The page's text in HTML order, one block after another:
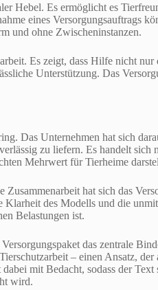
Hebel. Es ermöglicht es
eines Versorgungsauftrags
und ohne Zwischeninstanzen.
Es zeigt, dass Hilfe nicht nur
Unterstützung. Das
Das Unternehmen hat sich
zu liefern. Es handelt sich
Mehrwert für Tierheime
hat sich das
Klarheit des Modells und die
Belastungen ist.
das zentrale
– einen Ansatz, der
mit Bedacht, sodass der
wird.